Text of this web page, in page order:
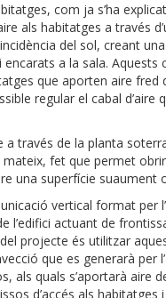
com ja s’ha
als habitatges a través
del sol, creant
a la sala.
que aporten aire
regular el cabal
a través de la planta
fet que permet
una superfície suaument
vertical format per
l’edifici actuant de
projecte és utilitzar
que es generarà per
als quals s’aportarà aire
d’accés als habitatges